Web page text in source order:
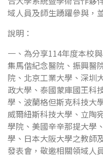
域人員及師生踴躍參與，
說明：
一、為分享114年度本校
集馬偕紀念醫院、振興醫
院、北京工業大學、深圳
政大學、泰國蒙庫國王科
學、波蘭格但斯克科技大
威爾紐斯科技大學、立陶
學院、美國辛辛那提大學
學、日本大阪大學之教師
發表會，敬邀相關領域人